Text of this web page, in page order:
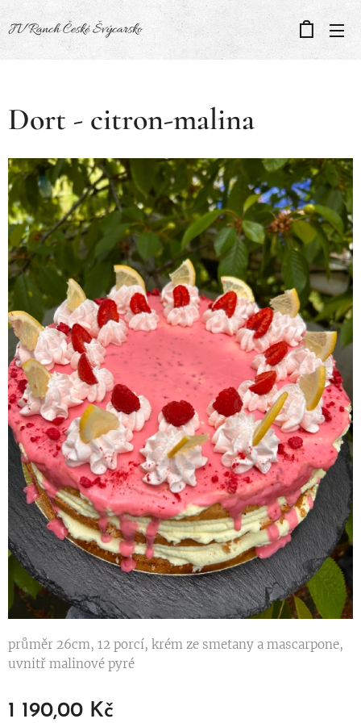
JV Ranch České Švýcarsko
Dort - citron-malina
průměr 26cm, 12 porcí, krém ze smetany a mascarpone,
uvnitř malinové pyré
1 190,00 Kč